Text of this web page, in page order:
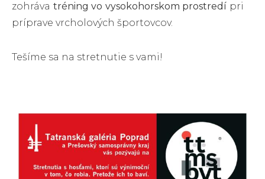
zohráva tréning vo vysokohorskom prostredí pri
príprave vrcholových športovcov.
Tešíme sa na stretnutie s vami!